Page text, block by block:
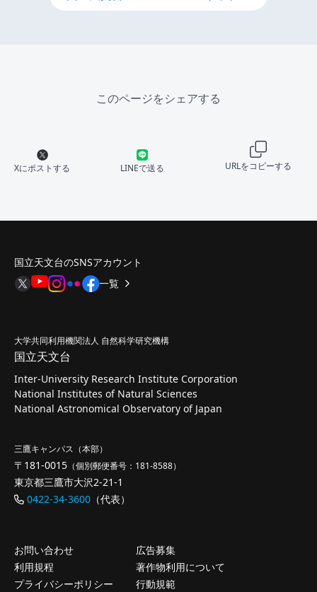
このページをシェアする
Xにポストする LINEで送る URLをコピーする
国立天文台のSNSアカウント
一覧
大学共同利用機関法人 自然科学研究機構
国立天文台
Inter-University Research Institute Corporation
National Institutes of Natural Sciences
National Astronomical Observatory of Japan
三鷹キャンパス（本部）
〒181-0015 （個別郵便番号：181-8588）
東京都三鷹市大沢2-21-1
0422-34-3600 （代表）
お問い合わせ
広告募集
利用規程
著作物利用について
プライバシーポリシー
行動規範